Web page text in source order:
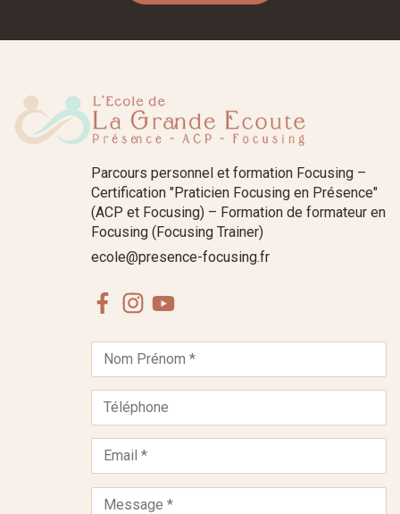
Parcours personnel et formation Focusing –
Certification "Praticien Focusing en Présence"
(ACP et Focusing) – Formation de formateur en
Focusing (Focusing Trainer)
ecole@presence-focusing.fr
FacebookInstagram